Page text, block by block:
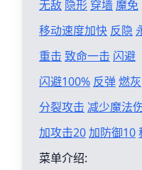
无敌 隐形 穿墙 魔免
移动速度加快 反隐
重击 致命一击 闪避
闪避100% 反弹燃灰
分裂攻击 减少魔法
加攻击20加防御10
菜单介绍: